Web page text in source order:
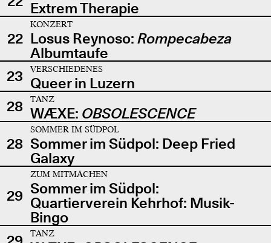
Extrem Therapie
22
KONZERT
Losus Reynoso: Rompecabeza
Albumtaufe
23
VERSCHIEDENES
Queer in Luzern
28
TANZ
WÆXE: OBSOLESCENCE
28
SOMMER IM SÜDPOL
Sommer im Südpol: Deep Fried
Galaxy
29
ZUM MITMACHEN
Sommer im Südpol:
Quartierverein Kehrhof: Musik-
Bingo
TANZ